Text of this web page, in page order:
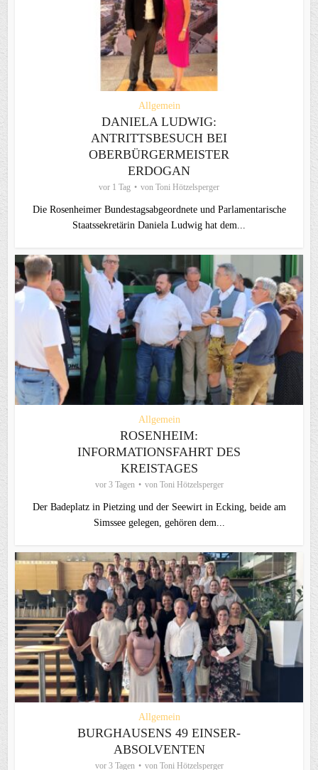
Allgemein
DANIELA LUDWIG:
ANTRITTSBESUCH BEI
OBERBÜRGERMEISTER
ERDOGAN
vor 1 Tag von Toni Hötzelsperger
Die Rosenheimer Bundestagsabgeordnete und Parlamentarische
Staatssekretärin Daniela Ludwig hat dem...
Allgemein
ROSENHEIM:
INFORMATIONSFAHRT DES
KREISTAGES
vor 3 Tagen von Toni Hötzelsperger
Der Badeplatz in Pietzing und der Seewirt in Ecking, beide am
Simssee gelegen, gehören dem...
Allgemein
BURGHAUSENS 49 EINSER-
ABSOLVENTEN
vor 3 Tagen von Toni Hötzelsperger